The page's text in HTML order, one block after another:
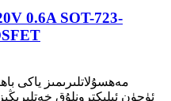
0.6A SOT-723-
مەھسۇلاتلىرىمىز ياكى